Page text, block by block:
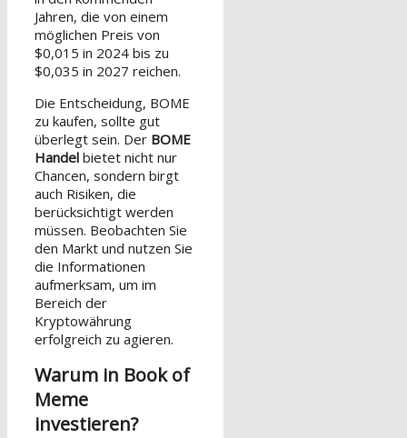
Jahren, die von einem
möglichen Preis von
$0,015 in 2024 bis zu
$0,035 in 2027 reichen.
Die Entscheidung, BOME
zu kaufen, sollte gut
überlegt sein. Der BOME
Handel bietet nicht nur
Chancen, sondern birgt
auch Risiken, die
berücksichtigt werden
müssen. Beobachten Sie
den Markt und nutzen Sie
die Informationen
aufmerksam, um im
Bereich der
Kryptowährung
erfolgreich zu agieren.
Warum in Book of
Meme
investieren?